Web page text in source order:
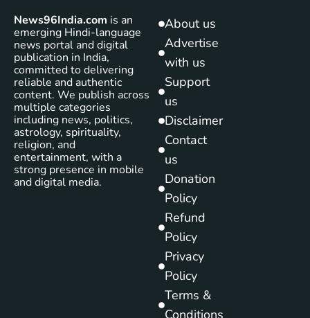
News96India.com is an
emerging Hindi-language
news portal and digital
publication in India,
committed to delivering
reliable and authentic
content. We publish across
multiple categories
including news, politics,
astrology, spirituality,
religion, and
entertainment, with a
strong presence in mobile
and digital media.
About us
Advertise
with us
Support
us
Disclaimer
Contact
us
Donation
Policy
Refund
Policy
Privacy
Policy
Terms &
Conditions